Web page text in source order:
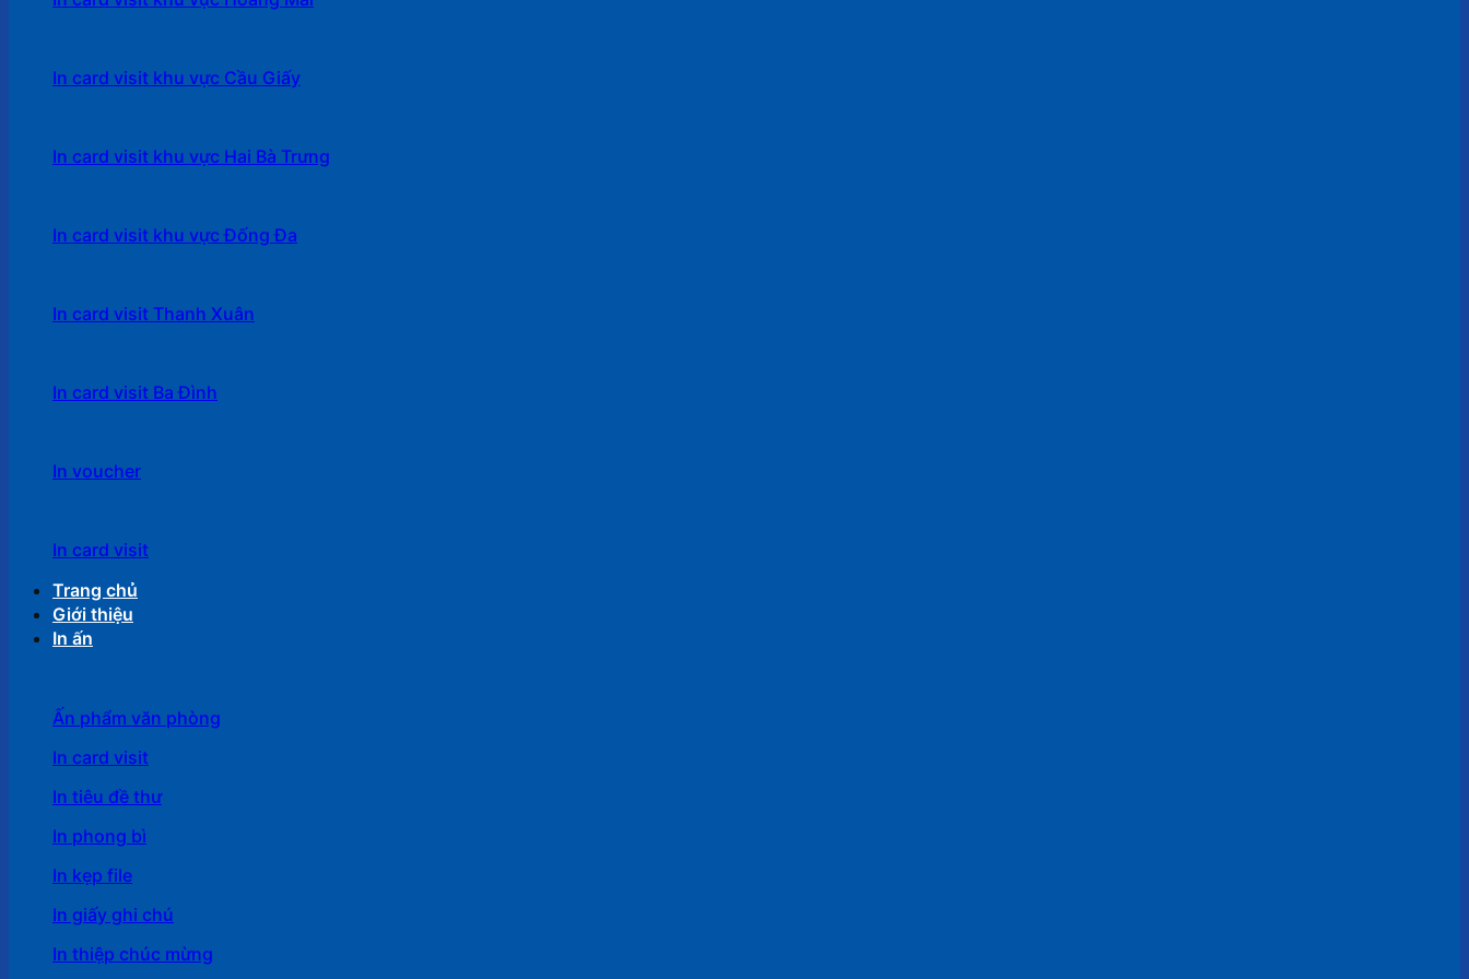
In card visit khu vực Cầu Giấy
In card visit khu vực Hai Bà Trưng
In card visit khu vực Đống Đa
In card visit Thanh Xuân
In card visit Ba Đình
In voucher
In card visit
Trang chủ
Giới thiệu
In ấn
Ấn phẩm văn phòng
In card visit
In tiêu đề thư
In phong bì
In kẹp file
In giấy ghi chú
In thiệp chúc mừng